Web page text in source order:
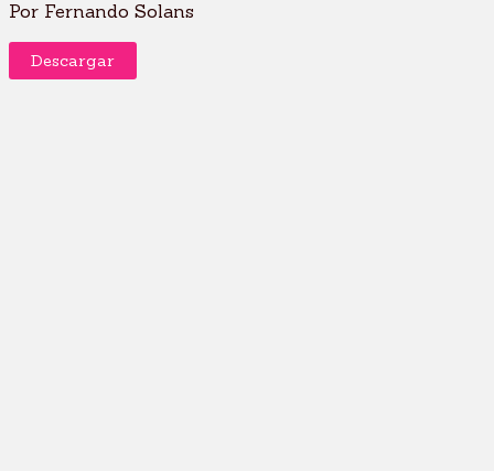
Por Fernando Solans⁩
Descargar